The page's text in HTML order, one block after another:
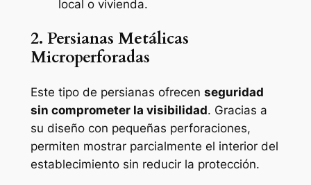
local o vivienda.
2. Persianas Metálicas
Microperforadas
Este tipo de persianas ofrecen seguridad
sin comprometer la visibilidad. Gracias a
su diseño con pequeñas perforaciones,
permiten mostrar parcialmente el interior del
establecimiento sin reducir la protección.